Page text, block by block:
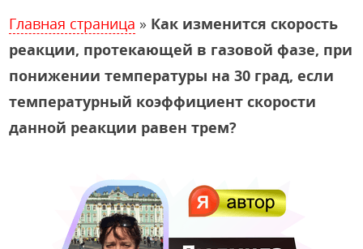
Главная страница » Как изменится скорость
реакции, протекающей в газовой фазе, при
понижении температуры на 30 град, если
температурный коэффициент скорости
данной реакции равен трем?